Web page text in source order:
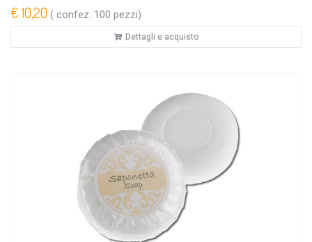
€ 10,20 ( confez. 100 pezzi)
Dettagli e acquisto